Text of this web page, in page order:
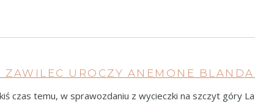
ZAWILEC UROCZY ANEMONE
czas temu, w sprawozdaniu z wycieczki na szczyt góry